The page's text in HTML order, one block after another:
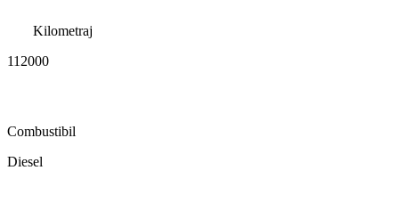
Kilometraj
112000
Combustibil
Diesel